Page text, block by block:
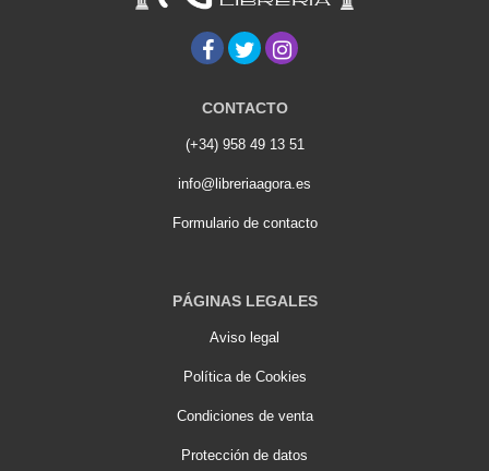
CONTACTO
(+34) 958 49 13 51
info@libreriaagora.es
Formulario de contacto
PÁGINAS LEGALES
Aviso legal
Política de Cookies
Condiciones de venta
Protección de datos